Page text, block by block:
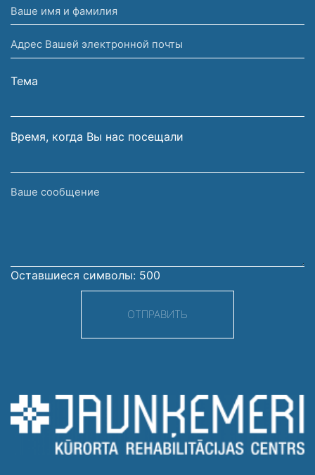
Ваше
имя
и
фамилия
Адрес
Вашей
электронной
Тема
Время, когда Вы нас посещали
Ваше
Оставшиеся символы: 500
ОТПРАВИТЬ